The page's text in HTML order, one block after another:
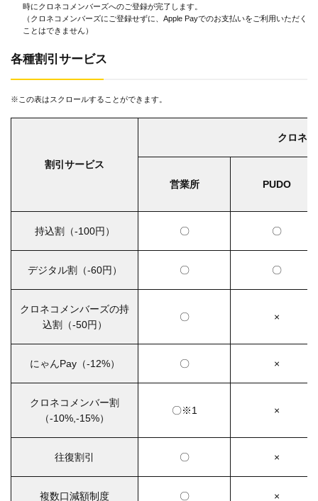
時にクロネコメンバーズへのご登録が完了します。
（クロネコメンバーズにご登録せずに、Apple Payでのお支払いをご利用いただく
ことはできません）
各種割引サービス
※この表はスクロールすることができます。
割引サービス
クロネ
営業所 PUDO
持込割（-100円） 〇 〇
デジタル割（-60円） 〇 〇
クロネコメンバーズの持
込割（-50円）
〇 ×
にゃんPay（-12%） 〇 ×
クロネコメンバー割
（-10%,-15%）
〇※1 ×
往復割引 〇 ×
複数口減額制度 〇 ×